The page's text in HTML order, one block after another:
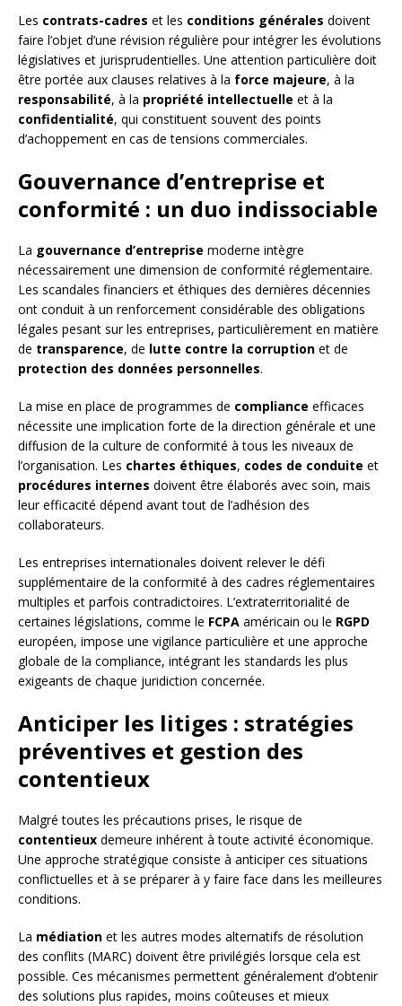
Les contrats-cadres et les conditions générales doivent
faire l’objet d’une révision régulière pour intégrer les évolutions
législatives et jurisprudentielles. Une attention particulière doit
être portée aux clauses relatives à la force majeure, à la
responsabilité, à la propriété intellectuelle et à la
confidentialité, qui constituent souvent des points
d’achoppement en cas de tensions commerciales.
Gouvernance d’entreprise et
conformité : un duo indissociable
La gouvernance d’entreprise moderne intègre
nécessairement une dimension de conformité réglementaire.
Les scandales financiers et éthiques des dernières décennies
ont conduit à un renforcement considérable des obligations
légales pesant sur les entreprises, particulièrement en matière
de transparence, de lutte contre la corruption et de
protection des données personnelles.
La mise en place de programmes de compliance efficaces
nécessite une implication forte de la direction générale et une
diffusion de la culture de conformité à tous les niveaux de
l’organisation. Les chartes éthiques, codes de conduite et
procédures internes doivent être élaborés avec soin, mais
leur efficacité dépend avant tout de l’adhésion des
collaborateurs.
Les entreprises internationales doivent relever le défi
supplémentaire de la conformité à des cadres réglementaires
multiples et parfois contradictoires. L’extraterritorialité de
certaines législations, comme le FCPA américain ou le RGPD
européen, impose une vigilance particulière et une approche
globale de la compliance, intégrant les standards les plus
exigeants de chaque juridiction concernée.
Anticiper les litiges : stratégies
préventives et gestion des
contentieux
Malgré toutes les précautions prises, le risque de
contentieux demeure inhérent à toute activité économique.
Une approche stratégique consiste à anticiper ces situations
conflictuelles et à se préparer à y faire face dans les meilleures
conditions.
La médiation et les autres modes alternatifs de résolution
des conflits (MARC) doivent être privilégiés lorsque cela est
possible. Ces mécanismes permettent généralement d’obtenir
des solutions plus rapides, moins coûteuses et mieux